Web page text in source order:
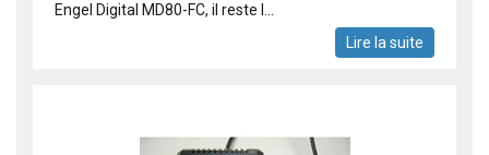
Engel Digital MD80-FC, il reste l...
Lire la suite